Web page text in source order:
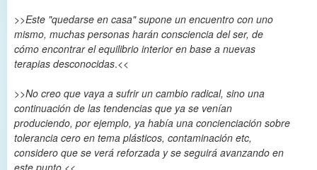
>>Este "quedarse en casa" supone un encuentro con uno
mismo, muchas personas harán consciencia del ser, de
cómo encontrar el equilibrio interior en base a nuevas
terapias desconocidas.<<
>>No creo que vaya a sufrir un cambio radical, sino una
continuación de las tendencias que ya se venían
produciendo, por ejemplo, ya había una concienciación sobre
tolerancia cero en tema plásticos, contaminación etc,
considero que se verá reforzada y se seguirá avanzando en